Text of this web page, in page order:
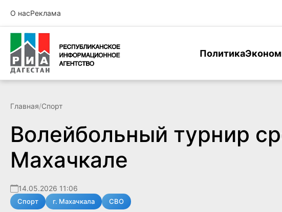
О насРеклама
Политика
Главная/Спорт
Волейбольный турнир
Махачкале
14.05.2026 11:06
Спорт г. Махачкала СВО